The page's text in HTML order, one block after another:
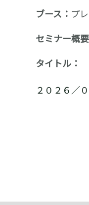
ブース： プ
セミナー概要
タイトル：
２０２６／